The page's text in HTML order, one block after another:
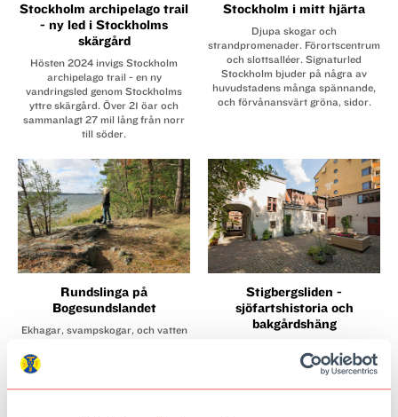
Stockholm archipelago trail
- ny led i Stockholms
skärgård
Hösten 2024 invigs Stockholm
archipelago trail - en ny
vandringsled genom Stockholms
yttre skärgård. Över 21 öar och
sammanlagt 27 mil lång från norr
till söder.
Stockholm i mitt hjärta
Djupa skogar och
strandpromenader. Förortscentrum
och slottsalléer. Signaturled
Stockholm bjuder på några av
huvudstadens många spännande,
och förvånansvärt gröna, sidor.
Rundslinga på
Bogesundslandet
Ekhagar, svampskogar, och vatten
naturreservat, vid Vaxholm i
Stockholms inre skärgård, lockar
till fina höstvandringar.
Stigbergsliden -
sjöfartshistoria och
bakgårdshäng
Stigbergsliden i Göteborg har
otaliga sjömän tagit klivit ut på de
sju haven. I dag är här ­vandrarhem